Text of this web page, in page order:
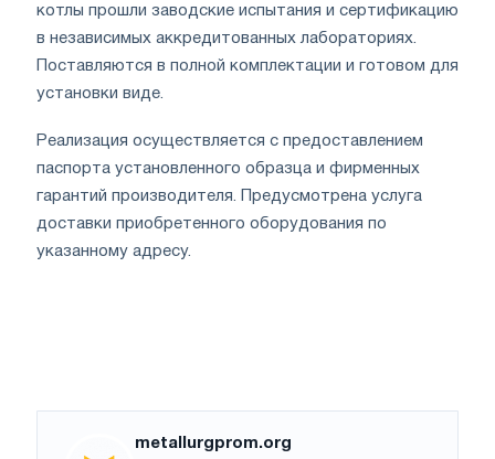
котлы прошли заводские испытания и сертификацию
в независимых аккредитованных лабораториях.
Поставляются в полной комплектации и готовом для
установки виде.
Реализация осуществляется с предоставлением
паспорта установленного образца и фирменных
гарантий производителя. Предусмотрена услуга
доставки приобретенного оборудования по
указанному адресу.
metallurgprom.org